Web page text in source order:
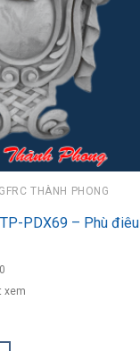
THÀNH PHONG
PDX69 – Phù điêu
xem